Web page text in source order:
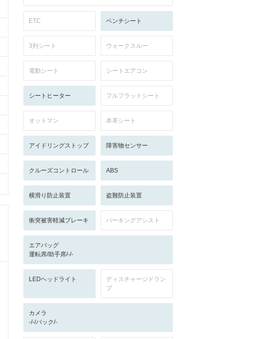
ETC ベンチシート
3列シート ウォークスルー
電動シート シートエアコン
シートヒーター フルフラットシート
オットマン 本革シート
アイドリングストップ 障害物センサー
クルーズコントロール ABS
横滑り防止装置 盗難防止装置
衝突被害軽減ブレーキ パーキングアシスト
エアバッグ
運転席/助手席/-/-
LEDヘッドライト
ディスチャージドラン
プ
カメラ
-/-/バック/-